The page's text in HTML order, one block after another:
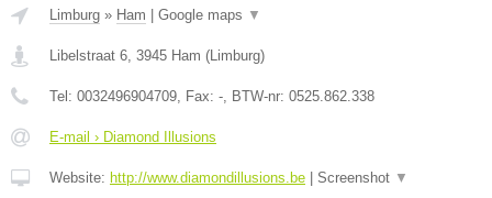
Limburg » Ham Google maps ▼
Libelstraat 6, 3945 Ham (Limburg)
Tel: 0032496904709, Fax: -, BTW-nr: 0525.862.338
E-mail › Diamond Illusions
Website: http://www.diamondillusions.be Screenshot ▼